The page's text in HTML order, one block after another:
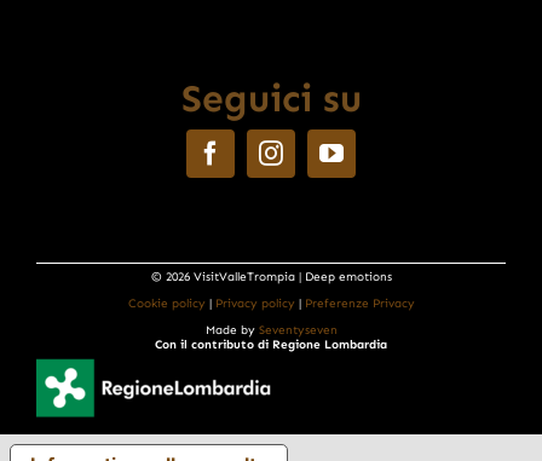
Seguici su
© 2026 VisitValleTrompia | Deep emotions
Cookie policy
Privacy policy
Preferenze Privacy
Made by Seventyseven
Con il contributo di Regione Lombardia